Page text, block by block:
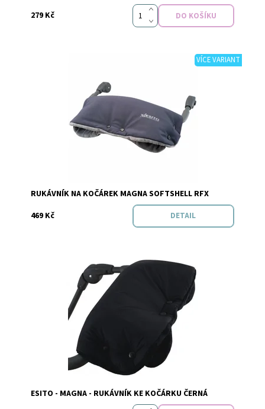
279 Kč
VÍCE VARIANT
Značka:
RUKÁVNÍK NA KOČÁREK MAGNA SOFTSHELL RFX
469 Kč
DETAIL
Skladem
Značka: Esito
ESITO - MAGNA - RUKÁVNÍK KE KOČÁRKU ČERNÁ